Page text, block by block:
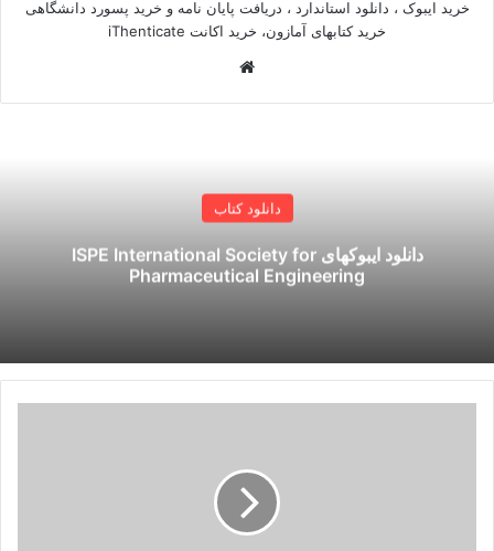
خرید ایبوک ، دانلود استاندارد ، دریافت پایان نامه و خرید پسورد دانشگاهی
خرید کتابهای آمازون، خرید اکانت iThenticate
دانلود کتاب
دانلود ایبوکهای ISPE International Society for
Pharmaceutical Engineering